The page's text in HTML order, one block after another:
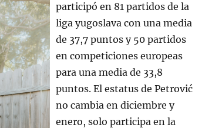
participó en 81 partidos de la
liga yugoslava con una media
de 37,7 puntos y 50 partidos
en competiciones europeas
para una media de 33,8
puntos. El estatus de Petrović
no cambia en diciembre y
enero, solo participa en la